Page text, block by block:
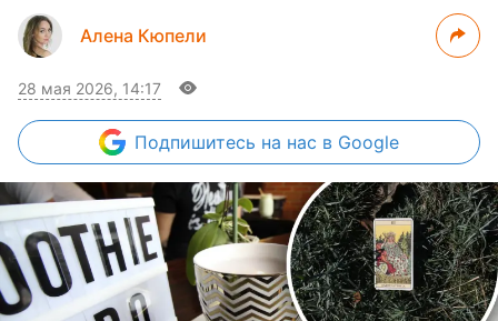
Алена Кюпели
28 мая 2026, 14:17
Подпишитесь на нас в Google